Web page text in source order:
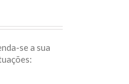
se a sua